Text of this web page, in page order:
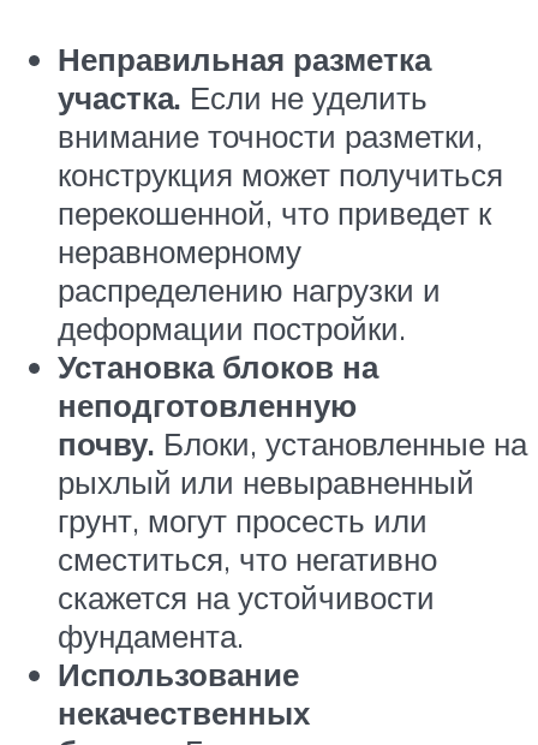
Неправильная разметка
участка. Если не уделить
внимание точности разметки,
конструкция может получиться
перекошенной, что приведет к
неравномерному
распределению нагрузки и
деформации постройки.
Установка блоков на
неподготовленную
почву. Блоки, установленные на
рыхлый или невыравненный
грунт, могут просесть или
сместиться, что негативно
скажется на устойчивости
фундамента.
Использование
некачественных